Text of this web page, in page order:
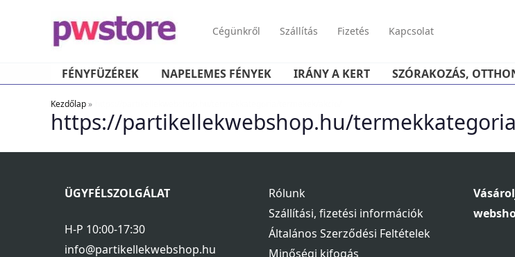
Cégünkről Szállítás Fizetés Kapcsolat
FÉNYFÜZÉREK NAPELEMES FÉNYEK IRÁNY A KERT SZÓRAKOZÁS,
Kezdőlap
https://partikellekwebshop.hu/
ÜGYFÉLSZOLGÁLAT
H-P 10:00-17:30
info@partikellekwebshop.hu
Rólunk
Szállítási, fizetési információk
Általános Szerződési Feltételek
Minőségi kifogás